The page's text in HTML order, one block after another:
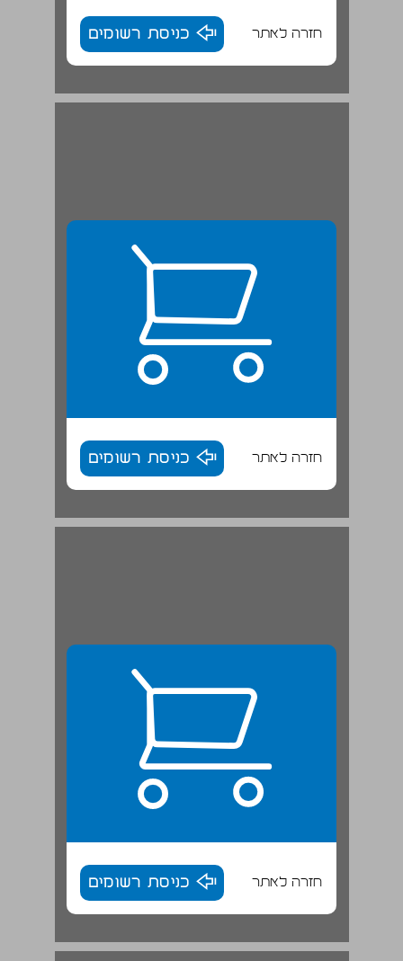
חזרה לאתר כניסת רשומים
1.1 הניטרליות של האזרחות הליברלית והיחס לשירות הצבאי ... 23
חזרה לאתר כניסת רשומים
1.2 קהילות האזרחים הרפובליקניות והשירות הצבאי ... 24
חזרה לאתר כניסת רשומים